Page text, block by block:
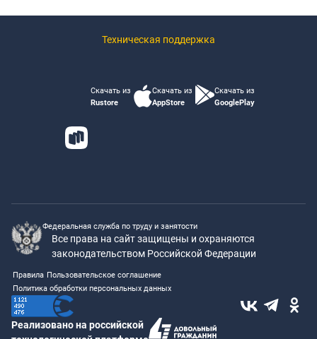
Техническая поддержка
Скачать из
Rustore
Скачать из
AppStore
Скачать из
GooglePlay
Федеральная служба по труду и занятости
Все права на сайт защищены и охраняются
законодательством Российской Федерации
Правила Пользовательское соглашение
Политика обработки персональных данных
Реализовано на российской